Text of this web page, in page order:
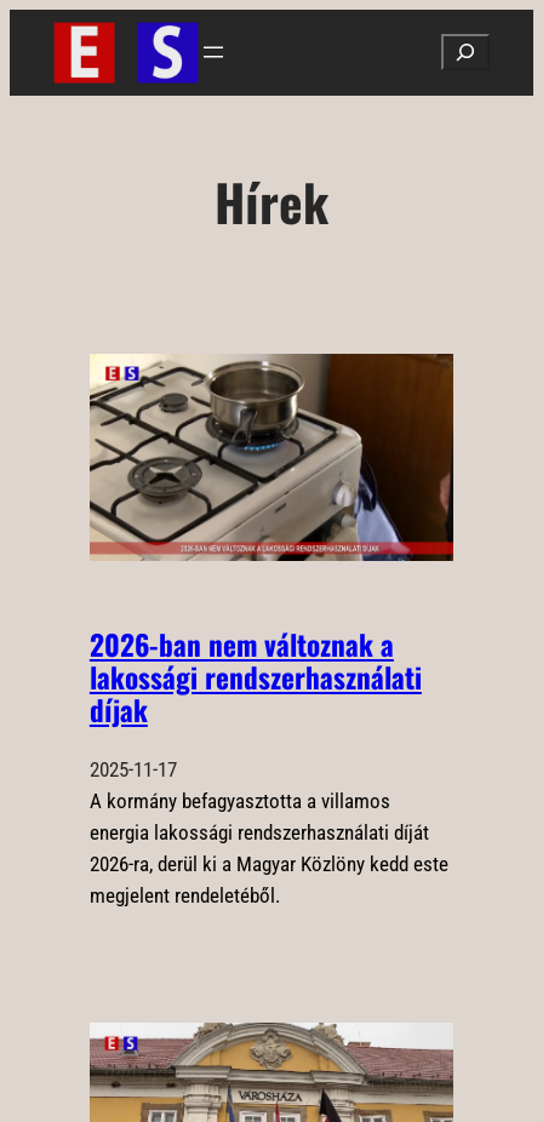
Ugrás
tartalomhoz
Search
Hírek
2026-ban nem változnak a
lakossági rendszerhasználati
díjak
2025-11-17
A kormány befagyasztotta a villamos
energia lakossági rendszerhasználati díját
2026-ra, derül ki a Magyar Közlöny kedd este
megjelent rendeletéből.